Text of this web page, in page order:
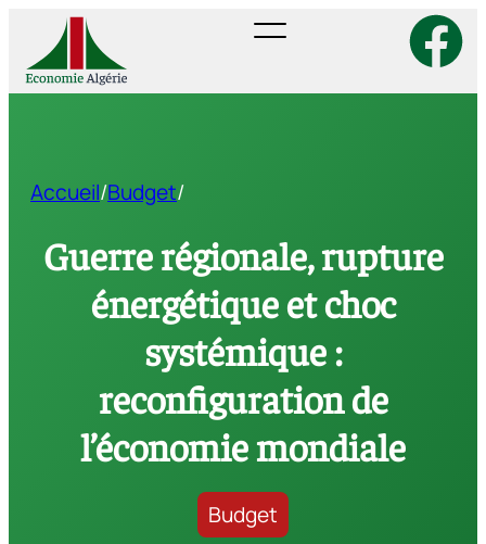
Accueil/Budget/
Guerre régionale, rupture
énergétique et choc
systémique :
reconfiguration de
l’économie mondiale
Budget